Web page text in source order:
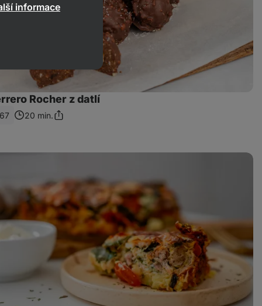
Rocher z datlí
20 min.Sdílet
informace